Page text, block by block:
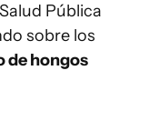
Pública
sobre los
de hongos